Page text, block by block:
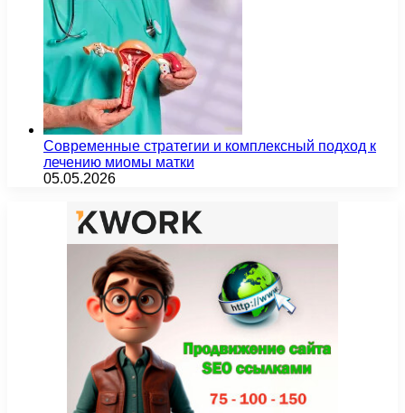
Современные стратегии и комплексный подход к
лечению миомы матки
05.05.2026